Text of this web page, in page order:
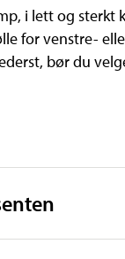
i lett og sterkt
for venstre-
bør du